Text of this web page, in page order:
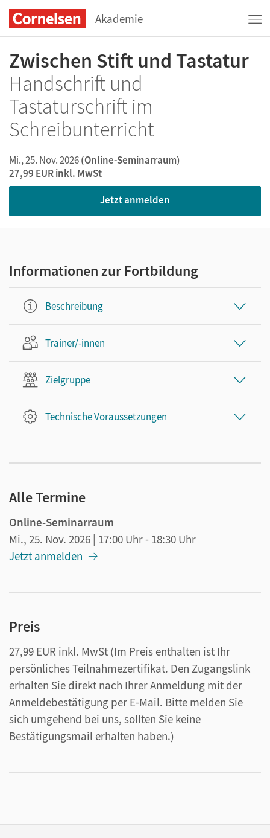
Akademie
Zwischen Stift und Tastatur
Handschrift und
Tastaturschrift im
Schreibunterricht
Mi., 25. Nov. 2026(Online-Seminarraum)
27,99 EURinkl. MwSt
Jetzt anmelden
Informationen zur Fortbildung
Beschreibung
Trainer/-innen
Zielgruppe
Technische Voraussetzungen
Alle Termine
Online-Seminarraum
Mi., 25. Nov. 2026 | 17:00 Uhr- 18:30 Uhr
Jetzt anmelden
Preis
27,99 EUR inkl. MwSt (Im Preis enthalten ist Ihr
persönliches Teilnahmezertifikat. Den Zugangslink
erhalten Sie direkt nach Ihrer Anmeldung mit der
Anmeldebestätigung per E-Mail. Bitte melden Sie
sich umgehend bei uns, sollten Sie keine
Bestätigungsmail erhalten haben.)